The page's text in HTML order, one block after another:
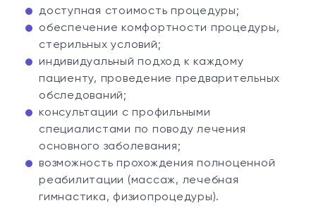
доступная стоимость процедуры;
обеспечение комфортности процедуры,
стерильных условий;
индивидуальный подход к каждому
пациенту, проведение предварительных
обследований;
консультации с профильными
специалистами по поводу лечения
основного заболевания;
возможность прохождения полноценной
реабилитации (массаж, лечебная
гимнастика, физиопроцедуры).